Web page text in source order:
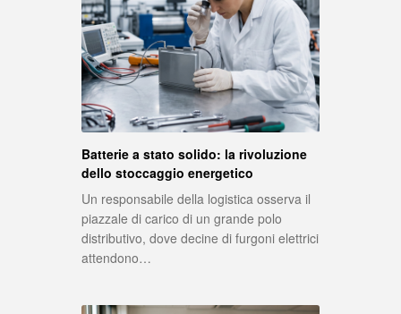
Batterie a stato solido: la rivoluzione
dello stoccaggio energetico
Un responsabile della logistica osserva il
piazzale di carico di un grande polo
distributivo, dove decine di furgoni elettrici
attendono…